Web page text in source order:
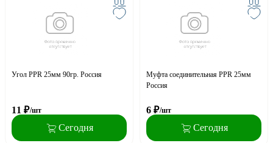
Угол PPR 25мм 90гр. Россия
11 ₽/шт
Сегодня
Муфта соединительная PPR 25мм
Россия
6 ₽/шт
Сегодня